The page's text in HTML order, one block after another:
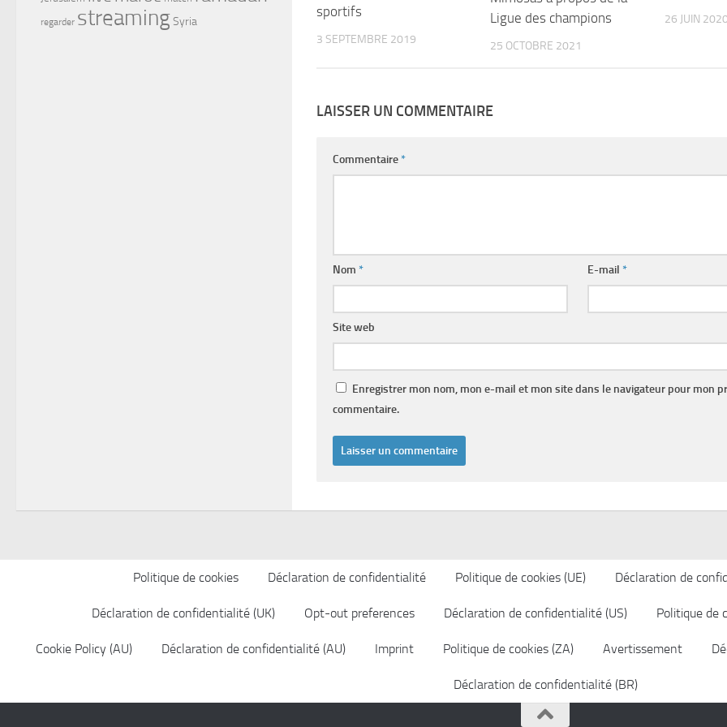
sportifs
3 SEPTEMBRE 2019
Ligue des champions
25 OCTOBRE 2021
26 JUIN
LAISSER UN COMMENTAIRE
Commentaire*
Nom * E-mail*
Site web
Enregistrer mon nom, mon e-mail et mon site dans le navigateur pour mon
commentaire.
regarder streamingSyria
Politique de cookies Déclaration de confidentialité Politique de cookies (UE) Déclaration de
Déclaration de confidentialité (UK) Opt-out preferences Déclaration de confidentialité (US) Politique de
Cookie Policy (AU) Déclaration de confidentialité (AU) Imprint Politique de cookies (ZA) Avertissement
Déclaration de confidentialité (BR)